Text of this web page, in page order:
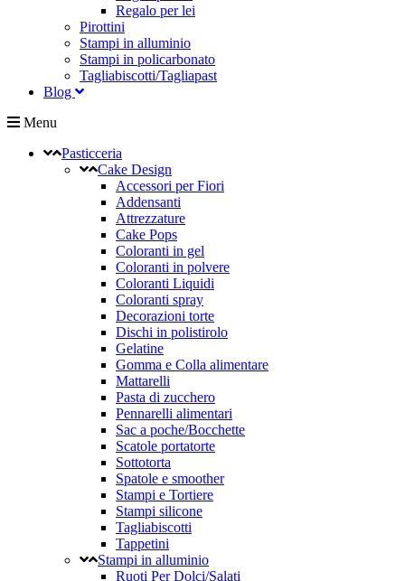
Regalo per lei
Pirottini
Stampi in alluminio
Stampi in policarbonato
Tagliabiscotti/Tagliapast
Blog
Menu
Pasticceria
Cake Design
Accessori per Fiori
Addensanti
Attrezzature
Cake Pops
Coloranti in gel
Coloranti in polvere
Coloranti Liquidi
Coloranti spray
Decorazioni torte
Dischi in polistirolo
Gelatine
Gomma e Colla alimentare
Mattarelli
Pasta di zucchero
Pennarelli alimentari
Sac a poche/Bocchette
Scatole portatorte
Sottotorta
Spatole e smoother
Stampi e Tortiere
Stampi silicone
Tagliabiscotti
Tappetini
Stampi in alluminio
Ruoti Per Dolci/Salati